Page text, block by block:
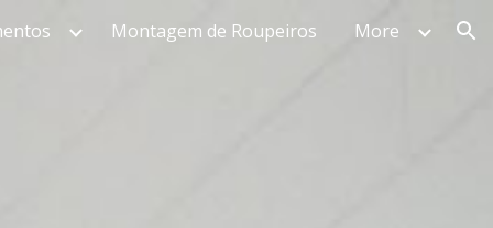
Montagem de Roupeiros More